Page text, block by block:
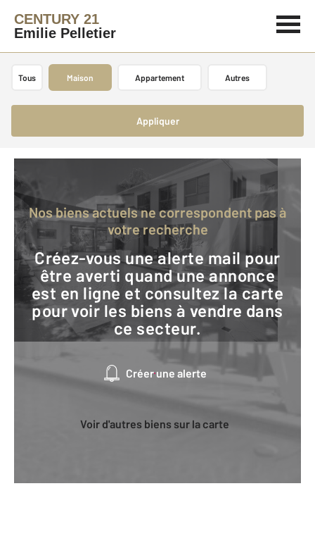
CENTURY 21
Emilie Pelletier
Tous Maison Appartement Autres
Appliquer
Nos biens actuels ne correspondent pas à
votre recherche
Créez-vous une alerte mail pour
être averti quand une annonce
est en ligne et consultez la carte
pour voir les biens à vendre dans
ce secteur.
Créer une alerte
Voir d'autres biens sur la carte